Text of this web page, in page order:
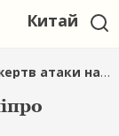
Китай
на Дніпро зросла до п’яти